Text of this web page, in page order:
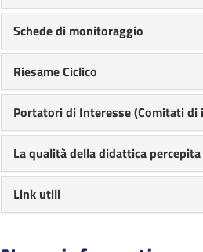
Schede di monitoraggio
Riesame Ciclico
Portatori di Interesse (Comitati di
La qualità della didattica
Link utili